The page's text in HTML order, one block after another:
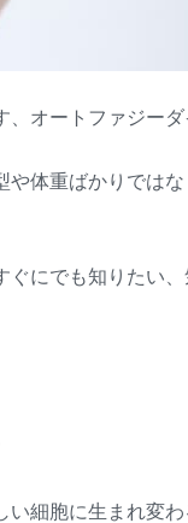
オートファジーダ
体重ばかりではな
にでも知りたい、
細胞に生まれ変